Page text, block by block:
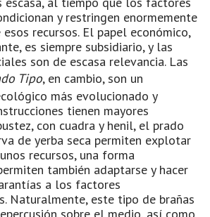
y restringen enormemente
recursos. El papel económico,
es siempre subsidiario, y las
son de escasa relevancia. Las
Tipo, en cambio, son un
más evolucionado y
tienen mayores
con cuadra y henil, el prado
de yerba seca permiten explotar
recursos, una forma
también adaptarse y hacer
a los factores
Naturalmente, este tipo de brañas
sobre el medio, así como